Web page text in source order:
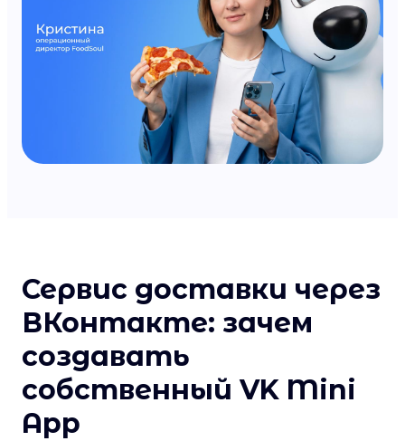
Сервис доставки через
ВКонтакте: зачем
создавать
собственный VK Mini
App